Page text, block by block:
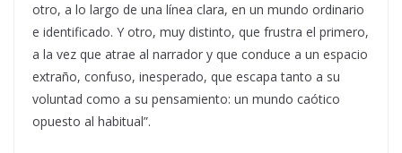
otro, a lo largo de una línea clara, en un mundo ordinario
e identificado. Y otro, muy distinto, que frustra el primero,
a la vez que atrae al narrador y que conduce a un espacio
extraño, confuso, inesperado, que escapa tanto a su
voluntad como a su pensamiento: un mundo caótico
opuesto al habitual”.